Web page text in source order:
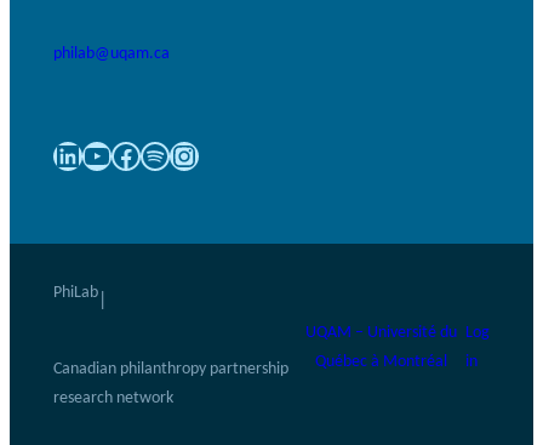
philab@uqam.ca
LinkedIn YouTube Facebook Spotify Instagram
PhiLab
Canadian philanthropy partnership
research network
UQAM – Université du
Québec à Montréal
Log
in